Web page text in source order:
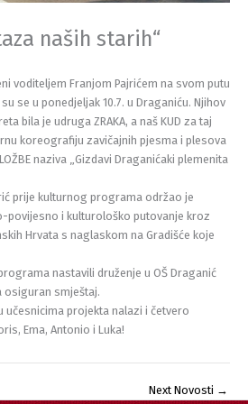
naših starih“
voditeljem Franjom Pajrićem na svom putu
se u ponedjeljak 10.7. u Draganiću. Njihov
bila je udruga ZRAKA, a naš KUD za taj
koreografiju zavičajnih pjesma i plesova
naziva „Gizdavi Draganićaki plemenita
prije kulturnog programa održao je
povijesno i kulturološko putovanje kroz
Hrvata s naglaskom na Gradišće koje
nastavili druženje u OŠ Draganić
osiguran smještaj.
učesnicima projekta nalazi i četvero
Ema, Antonio i Luka!
Next Novosti →